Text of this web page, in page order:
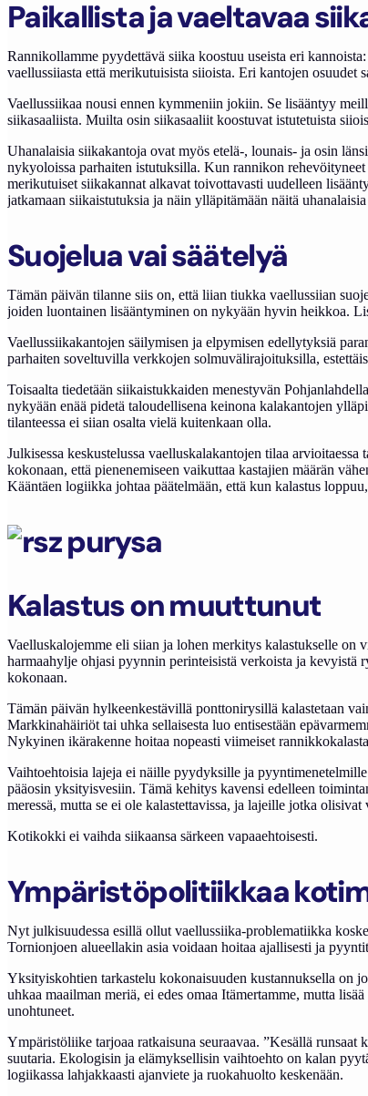
Paikallista ja vaeltavaa
Rannikollamme pyydettävä siika koostuu useista eri
vaellussiiasta että merikutuisista siioista. Eri kantojen osuudet
Vaellussiikaa nousi ennen kymmeniin jokiin. Se lisääntyy
siikasaaliista. Muilta osin siikasaaliit koostuvat istutetuista
Uhanalaisia siikakantoja ovat myös etelä-, lounais- ja osin
nykyoloissa parhaiten istutuksilla. Kun rannikon
merikutuiset siikakannat alkavat toivottavasti uudelleen
jatkamaan siikaistutuksia ja näin ylläpitämään näitä
Suojelua vai säätelyä
Tämän päivän tilanne siis on, että liian tiukka vaellussiian
joiden luontainen lisääntyminen on nykyään hyvin heikkoa.
Vaellussiikakantojen säilymisen ja elpymisen edellytyksiä
parhaiten soveltuvilla verkkojen solmuvälirajoituksilla,
Toisaalta tiedetään siikaistukkaiden menestyvän
nykyään enää pidetä taloudellisena keinona kalakantojen
tilanteessa ei siian osalta vielä kuitenkaan olla.
Julkisessa keskustelussa vaelluskalakantojen tilaa
kokonaan, että pienenemiseen vaikuttaa kastajien määrän
Kääntäen logiikka johtaa päätelmään, että kun kalastus
Kalastus on muuttunut
Vaelluskalojemme eli siian ja lohen merkitys kalastukselle on
harmaahylje ohjasi pyynnin perinteisistä verkoista ja
kokonaan.
Tämän päivän hylkeenkestävillä ponttonirysillä kalastetaan
Markkinahäiriöt tai uhka sellaisesta luo entisestään
Nykyinen ikärakenne hoitaa nopeasti viimeiset
Vaihtoehtoisia lajeja ei näille pyydyksille ja
pääosin yksityisvesiin. Tämä kehitys kavensi edelleen
meressä, mutta se ei ole kalastettavissa, ja lajeille jotka
Kotikokki ei vaihda siikaansa särkeen vapaaehtoisesti.
Ympäristöpolitiikkaa
Nyt julkisuudessa esillä ollut vaellussiika-problematiikka
Tornionjoen alueellakin asia voidaan hoitaa ajallisesti ja
Yksityiskohtien tarkastelu kokonaisuuden kustannuksella on
uhkaa maailman meriä, ei edes omaa Itämertamme, mutta
unohtuneet.
Ympäristöliike tarjoaa ratkaisuna seuraavaa. ”Kesällä
suutaria. Ekologisin ja elämyksellisin vaihtoehto on kalan
logiikassa lahjakkaasti ajanviete ja ruokahuolto keskenään.